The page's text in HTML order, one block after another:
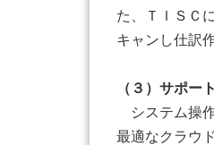
た、ＴＩＳＣ
キャンし仕訳
（３）サポー
システム操
最適なクラウ